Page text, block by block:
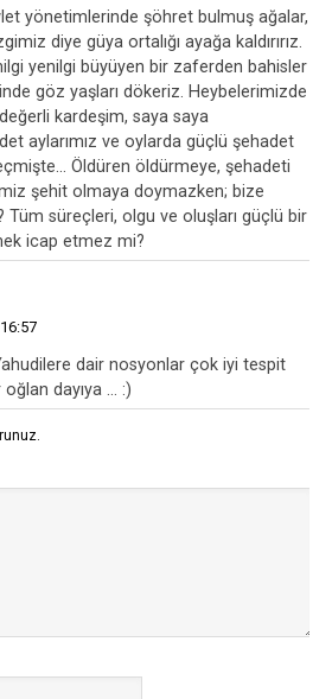
yönetimlerinde şöhret bulmuş ağalar,
diye güya ortalığı ayağa kaldırırız.
yenilgi büyüyen bir zaferden bahisler
göz yaşları dökeriz. Heybelerimizde
kardeşim, saya saya
aylarımız ve oylarda güçlü şehadet
Öldüren öldürmeye, şehadeti
şehit olmaya doymazken; bize
Tüm süreçleri, olgu ve oluşları güçlü bir
icap etmez mi?
dair nosyonlar çok iyi tespit
dayıya ... :)